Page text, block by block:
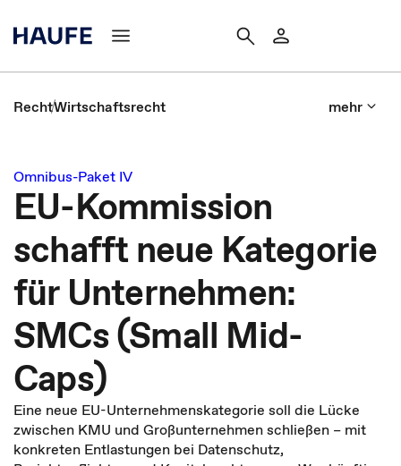
RechtWirtschaftsrecht mehr
Omnibus-Paket IV
EU-Kommission
schafft neue Kategorie
für Unternehmen:
SMCs (Small Mid-
Caps)
Eine neue EU-Unternehmenskategorie soll die Lücke
zwischen KMU und Großunternehmen schließen – mit
konkreten Entlastungen bei Datenschutz,